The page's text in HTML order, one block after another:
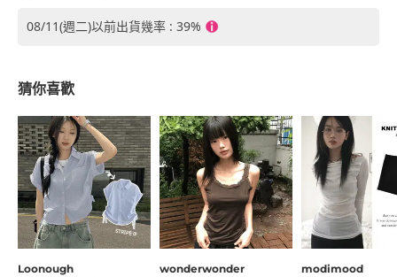
08/11(週二)以前出貨幾率 : 39%
猜你喜歡
Loonough wonderwonder modimood